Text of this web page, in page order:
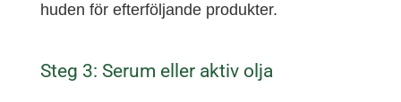
huden för efterföljande produkter.
Steg 3: Serum eller aktiv olja